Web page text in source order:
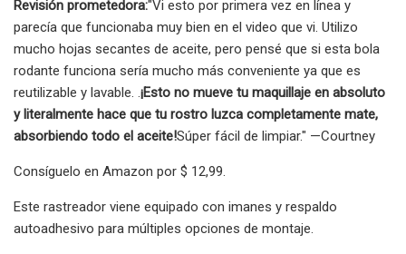
Revisión prometedora:"Vi esto por primera vez en línea y
parecía que funcionaba muy bien en el video que vi. Utilizo
mucho hojas secantes de aceite, pero pensé que si esta bola
rodante funciona sería mucho más conveniente ya que es
reutilizable y lavable. .¡Esto no mueve tu maquillaje en absoluto
y literalmente hace que tu rostro luzca completamente mate,
absorbiendo todo el aceite!Súper fácil de limpiar." —Courtney
Consíguelo en Amazon por $ 12,99.
Este rastreador viene equipado con imanes y respaldo
autoadhesivo para múltiples opciones de montaje.